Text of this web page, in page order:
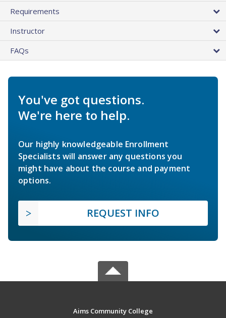
Requirements
Instructor
FAQs
You've got questions.
We're here to help.
Our highly knowledgeable Enrollment
Specialists will answer any questions you
might have about the course and payment
options.
REQUEST INFO
Aims Community College